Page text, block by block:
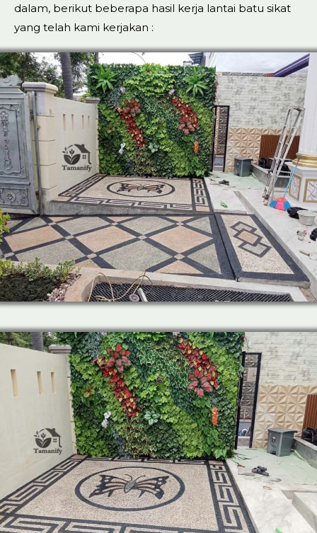
dalam, berikut beberapa hasil kerja lantai batu sikat
yang telah kami kerjakan :